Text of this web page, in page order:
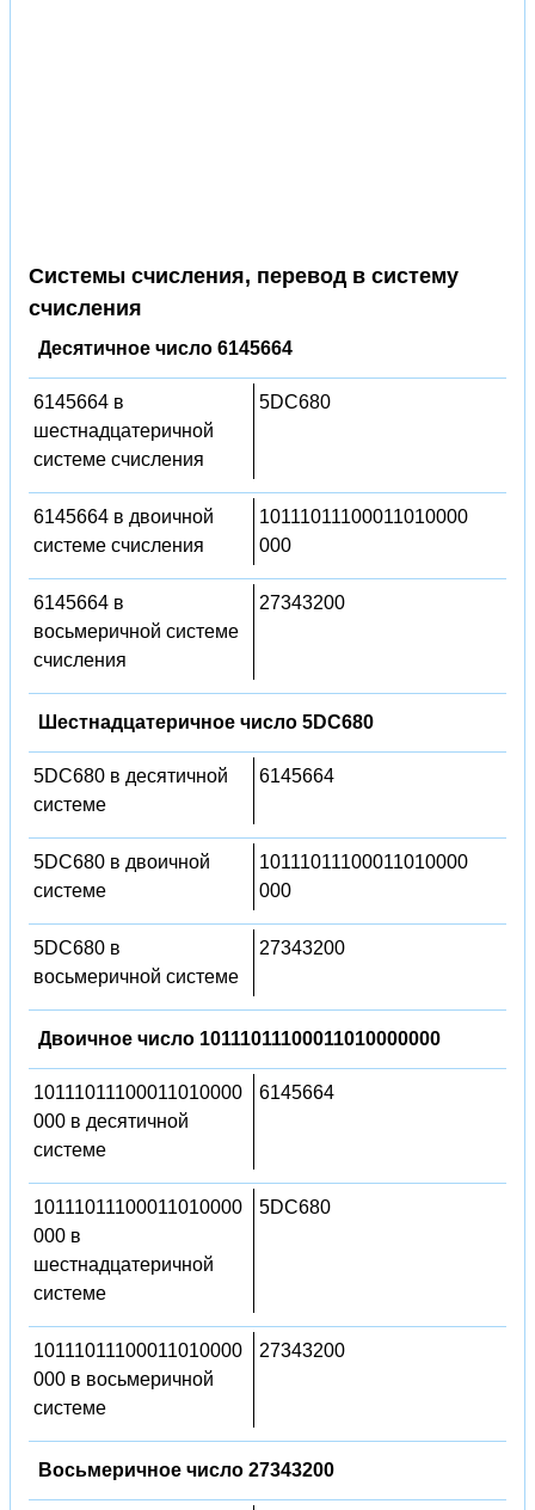
Системы счисления, перевод в систему
счисления
Десятичное число 6145664
6145664 в
шестнадцатеричной
системе счисления
5DC680
6145664 в двоичной
системе счисления
10111011100011010000
000
6145664 в
восьмеричной системе
счисления
27343200
Шестнадцатеричное число 5DC680
5DC680 в десятичной
системе
6145664
5DC680 в двоичной
системе
10111011100011010000
000
5DC680 в
восьмеричной системе
27343200
Двоичное число 10111011100011010000000
10111011100011010000
000 в десятичной
системе
6145664
10111011100011010000
000 в
шестнадцатеричной
системе
5DC680
10111011100011010000
000 в восьмеричной
системе
27343200
Восьмеричное число 27343200